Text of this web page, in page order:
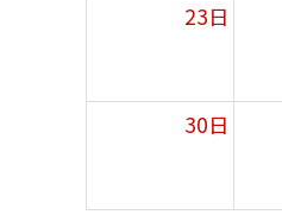
23日
30日